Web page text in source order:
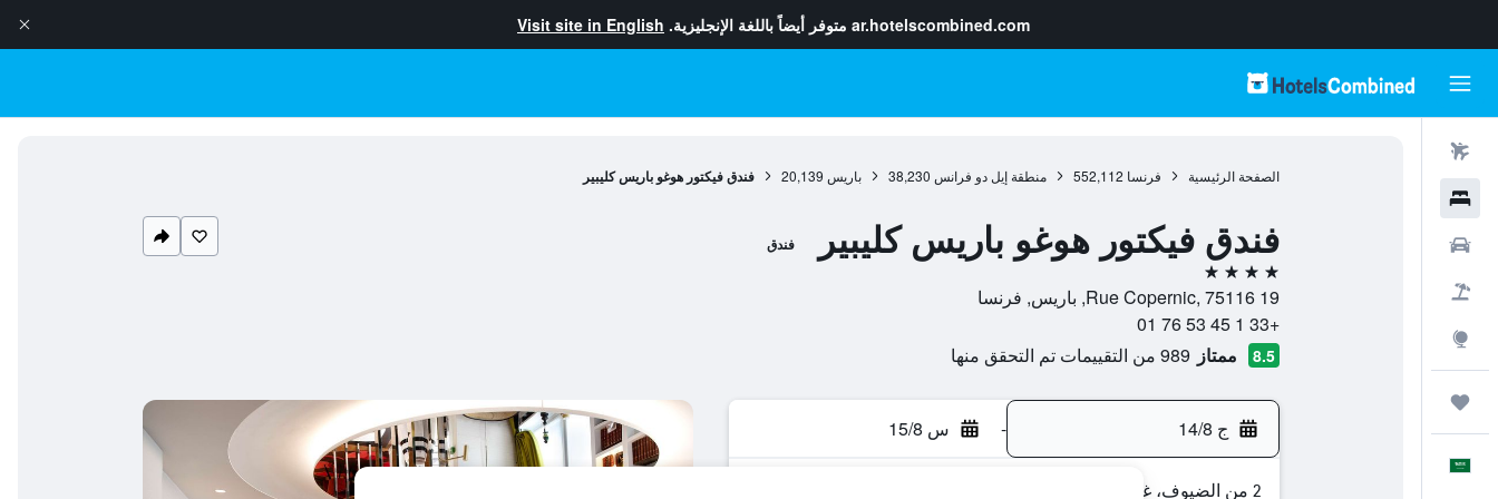
ar.hotelscombined.com متوفر أيضاً باللغة الإنجليزية. Visit site in English
الصفحة الرئيسية فرنسا 552,112 منطقة إيل دو فرانس 38,230 باريس 20,139 فندق فيكتور هوغو باريس كليبير
فندق فيكتور هوغو باريس كليبير فندق
4 نجوم
19 Rue Copernic, 75116, باريس, فرنسا
+33 1 45 53 76 01
8.5 ممتاز 989 من التقييمات تم التحقق منها
ج 14/8 - س 15/8
2 من الضيوف، غرفة واحدة